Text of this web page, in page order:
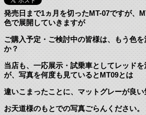
発売日まで1ヵ月を切ったMT-07ですが、
色で展開していきますが
ご購入予定・ご検討中の皆様は、もう色
か？
当店も、一応展示・試乗車としてレッド
が、写真を何度も見ているとMT09とは
違いこまったことに、マットグレーが良
お天道様のもとでの写真ごらんください。